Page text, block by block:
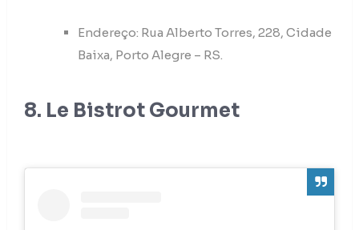
Endereço: Rua Alberto Torres, 228, Cidade
Baixa, Porto Alegre – RS.
8. Le Bistrot Gourmet